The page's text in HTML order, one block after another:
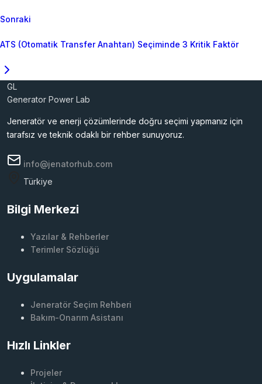
Sonraki
ATS (Otomatik Transfer Anahtarı) Seçiminde 3 Kritik Faktör
GL
Generator Power Lab
Jeneratör ve enerji çözümlerinde doğru seçimi yapmanız için
tarafsız ve teknik odaklı bir rehber sunuyoruz.
info@jenatorhub.com
Türkiye
Bilgi Merkezi
Yazılar & Rehberler
Terimler Sözlüğü
Uygulamalar
Jeneratör Seçim Rehberi
Bakım-Onarım Asistanı
Hızlı Linkler
Projeler